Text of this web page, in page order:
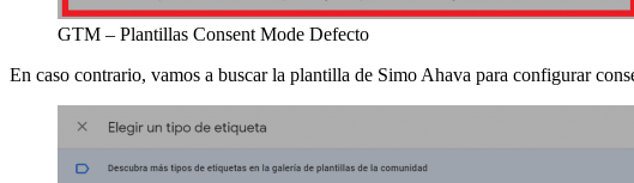
GTM – Plantillas Consent Mode Defecto
En caso contrario, vamos a buscar la plantilla de Simo Ahava para configurar